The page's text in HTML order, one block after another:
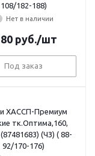
108/182-188)
Нет в наличии
руб./шт
Под заказ
ХАССП-Премиум
тк.Оптима,160,
(ЧЗ) ( 88-
92/170-176)